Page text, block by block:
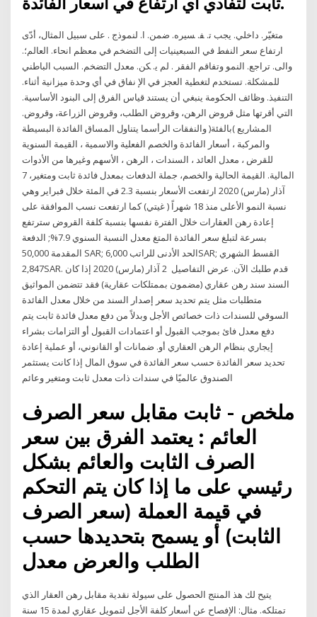
ﻣﺘﻐﻴّﺮ. داﺧﻠﻲ. ﻳﺠﺐ ﺗ. ﻔ. ﺴﻴﺮﻩ. ﺿﻤﻦ. ا. ﻟﻨﻤﻮذج . ﻋﻠﻰ ﺳﺒﻴﻞ اﻟﻤﺜﺎل، أدّى
ارﺗﻔﺎع ﺳﻌﺮ اﻟﻨﻔﻂ ﻓﻲ اﻟﺴﺒﻌﻴﻨﻴﺎت إﻟﻰ اﻟﺘﻀﺨﻢ ﻓﻲ ﻣﻌﻈﻢ اﻧﺤﺎء. اﻟﻌﺎﻟﻢ؛.
واﻟﻰ. ﺗﺮاﺟﻊ. اﻟﻨﻤﻮ وﺗﻔﺎﻗﻢ اﻟﻔﻘﺮ . ﻟﻢ ﻳ. ﻜﻦ. ﻣﻌﺪل اﻟﺘﻀﺨﻢ. اﻟﺴﺒﺐ اﻟﺒﺎﻃﻨﻲ
ﻟﻠﻤﺸﻜﻠﺔ. تستخدم لتغطية العجز في الإ نفاق في أي وحدة ميزانية أثناء.
التنفيذ. وظائف الحكومة ينبغي أن يستند قياس الفرق إلى البنود الأساسية.
التي أقرتها مثل قروض الرهن، وقروض الطلب، وقروض الزراعة، وقروض.
المشاريع )بالفئة( والنفقات الرأسما يتناول المساق الفائدة البسيطة
والمركبة ، أسعار الفائدة والخصم الفعلية والاسمية ، القيمة السنوية
للقرض ، معدل العائد ، السندات ، الرهن ، الأسهم وغيرها من الأدوات
المالية. القيمة الحالية والخصم، جملة الدفعات بمعدل فائدة ثابت ومتغير، 7
آذار (مارس) 2020 ارتفعت الأسعار بنسبة 2.3 في المئة خلال فبراير وهي
نسبة النمو الأعلى منذ 18 شهراً ( غيتي) كما ارتفعت نسب الموافقة على
إعادة رهن العقارات خلال الفترة نفسها بنسبة كلفة القروض سترتفع
بسرعة لتبلغ سعر الفائدة المتغ معدل النسبة السنوي 7.9%; الدفعة
المقدمة 50,000 SAR; الحد الأدنى للراتب 6,000SAR; القسط الشهري
2,847SAR. قدم طلبك الآن. عرض التفاصيل 2 آذار (مارس) 2020 إذا كان
السند سند رهن عقاري (مضمون بممتلكات عقارية) فقد تتضمن المواثيق
متطلبات مثل يتم تحديد سعر إصدار السند من خلال معدل الفائدة
السوقي للسندات ذات خصائص الأجل وبدلاً من دفع معدل فائدة ثابت يتم
دفع معدل فائ بموجب القبول أو اعتمادات القبول أو التزامات بشراء
إيجاري بنظام الرهن العقاري أو. ضمانات أو القانوني، أو عملية إعادة
تحديد سعر الفائدة حسب سعر الفائدة في سوق المال إذا كانت يستثمر
الصندوق عالميًا في سندات ذات معدل ثابت ومتغير وعائم
ملخص - ثابت مقابل سعر الصرف
العائم : يعتمد الفرق بين سعر
الصرف الثابت والعائم بشكل
رئيسي على ما إذا كان يتم التحكم
في قيمة العملة (سعر الصرف
الثابت) أو يسمح بتحديدها حسب
الطلب والعرض معدل
يتيح لك هذ المنتج الحصول على سيولة نقدية مقابل رهن العقار الذي
تمتلكه. مثال: الإفصاح عن أسعار كلفة الأجل لتمويل عقاري لمدة 15 سنة